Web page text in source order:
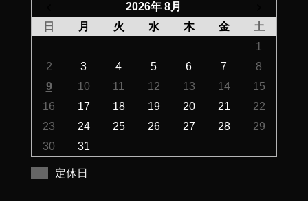
2026年 8月
日
月 火 水 木 金
土
1
2
3 4 5 6 7
8
9
10 11 12 13 14
15
16
17 18 19 20 21
22
23
24 25 26 27 28
29
30
31
定休日